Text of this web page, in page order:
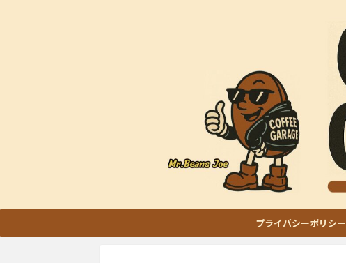
プライバシーポリシー